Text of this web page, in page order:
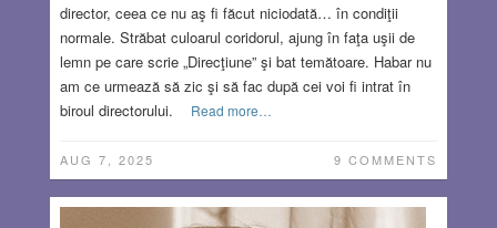
director, ceea ce nu aş fi făcut niciodată… în condiţii
normale. Străbat culoarul coridorul, ajung în faţa uşii de
lemn pe care scrie „Direcţiune” şi bat temătoare. Habar nu
am ce urmează să zic şi să fac după cei voi fi intrat în
biroul directorului.
Read more…
AUG 7, 2025 9 COMMENTS